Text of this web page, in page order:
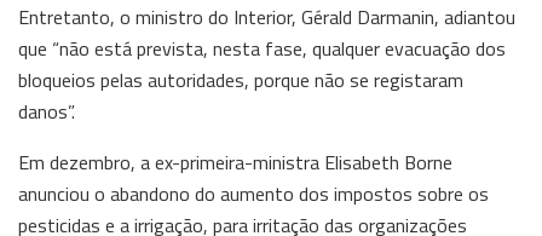
Entretanto, o ministro do Interior, Gérald Darmanin, adiantou
que “não está prevista, nesta fase, qualquer evacuação dos
bloqueios pelas autoridades, porque não se registaram
danos”.
Em dezembro, a ex-primeira-ministra Elisabeth Borne
anunciou o abandono do aumento dos impostos sobre os
pesticidas e a irrigação, para irritação das organizações